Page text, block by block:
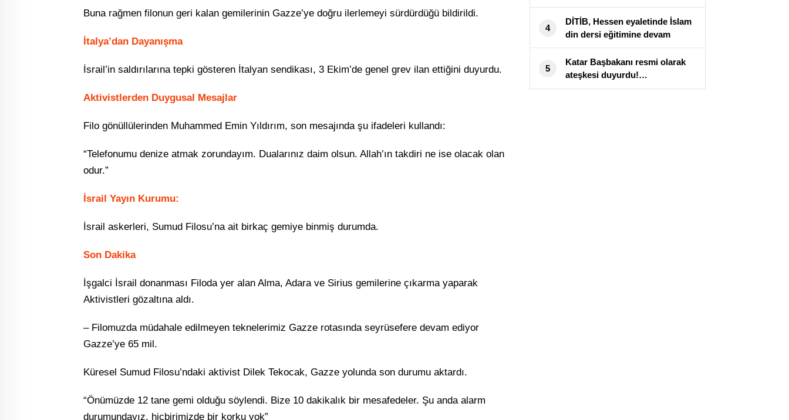
Buna rağmen filonun geri kalan gemilerinin Gazze’ye doğru ilerlemeyi sürdürdüğü bildirildi.
İtalya’dan Dayanışma
İsrail’in saldırılarına tepki gösteren İtalyan sendikası, 3 Ekim’de genel grev ilan ettiğini duyurdu.
Aktivistlerden Duygusal Mesajlar
Filo gönüllülerinden Muhammed Emin Yıldırım, son mesajında şu ifadeleri kullandı:
“Telefonumu denize atmak zorundayım. Dualarınız daim olsun. Allah’ın takdiri ne ise olacak olan
odur.”
İsrail Yayın Kurumu:
İsrail askerleri, Sumud Filosu’na ait birkaç gemiye binmiş durumda.
Son Dakika
İşgalci İsrail donanması Filoda yer alan Alma, Adara ve Sirius gemilerine çıkarma yaparak
Aktivistleri gözaltına aldı.
– Filomuzda müdahale edilmeyen teknelerimiz Gazze rotasında seyrüsefere devam ediyor
Gazze’ye 65 mil.
Küresel Sumud Filosu’ndaki aktivist Dilek Tekocak, Gazze yolunda son durumu aktardı.
“Önümüzde 12 tane gemi olduğu söylendi. Bize 10 dakikalık bir mesafedeler. Şu anda alarm
durumundayız, hiçbirimizde bir korku yok”
4
DİTİB, Hessen eyaletinde İslam
din dersi eğitimine devam
edecek
5
Katar Başbakanı resmi olarak
ateşkesi duyurdu!…